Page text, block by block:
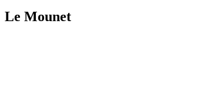
Le Mounet